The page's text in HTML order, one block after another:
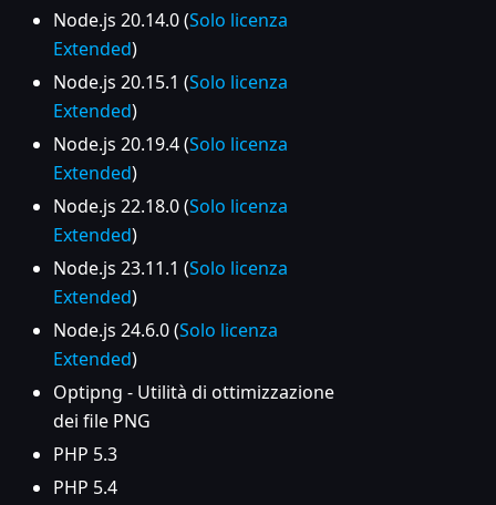
Node.js 20.14.0 (Solo licenza
Extended)
Node.js 20.15.1 (Solo licenza
Extended)
Node.js 20.19.4 (Solo licenza
Extended)
Node.js 22.18.0 (Solo licenza
Extended)
Node.js 23.11.1 (Solo licenza
Extended)
Node.js 24.6.0 (Solo licenza
Extended)
Optipng - Utilità di ottimizzazione
dei file PNG
PHP 5.3
PHP 5.4